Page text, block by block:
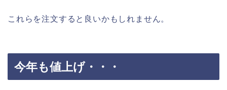
これらを注文すると良いかもしれません。
今年も値上げ・・・